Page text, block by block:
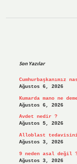
Son Yazılar
Cumhurbaşkanımız
Ağustos 6, 2026
Kumarda mano ne
Ağustos 6, 2026
Avdet nedir ?
Ağustos 5, 2026
Alloblast
Ağustos 3, 2026
9 neden asal değil
Ağustos 3, 2026